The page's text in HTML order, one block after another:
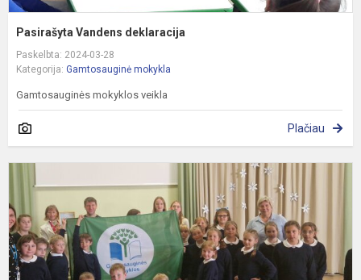
Pasirašyta Vandens deklaracija
Paskelbta: 2024-03-28
Kategorija: Gamtosauginė mokykla
Gamtosauginės mokyklos veikla
Plačiau